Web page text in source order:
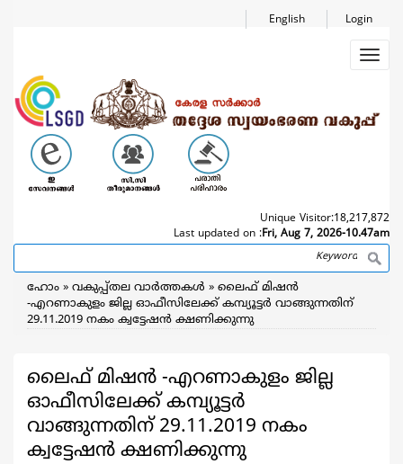
Login
English
Unique Visitor:18,217,872
Last updated on :Fri, Aug 7, 2026-10.47am
Search
Breadcrumb
ഹോം വകുപ്പ്തല വാര്‍ത്തകള്‍
ലൈഫ് മിഷന്‍
-എറണാകുളം ജില്ല ഓഫീസിലേക്ക് കമ്പ്യൂട്ടര്‍ വാങ്ങുന്നതിന്
29.11.2019 നകം ക്വട്ടേഷന്‍ ക്ഷണിക്കുന്നു
ലൈഫ് മിഷന്‍ -എറണാകുളം ജില്ല
ഓഫീസിലേക്ക് കമ്പ്യൂട്ടര്‍
വാങ്ങുന്നതിന് 29.11.2019 നകം
ക്വട്ടേഷന്‍ ക്ഷണിക്കുന്നു